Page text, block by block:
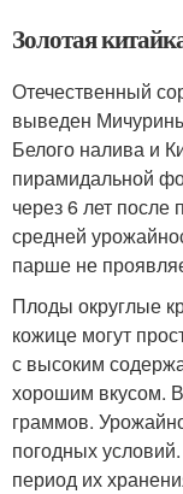
Золотая
Отечественный
выведен
Белого налива и
пирамидальной
через 6 лет после
средней
парше не
Плоды округлые
кожице могут
с высоким
хорошим вкусом.
граммов.
погодных
период их